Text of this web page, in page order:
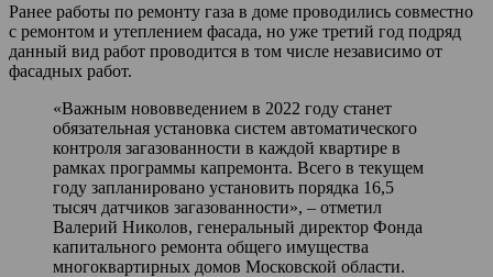
Ранее работы по ремонту газа в доме проводились совместно
с ремонтом и утеплением фасада, но уже третий год подряд
данный вид работ проводится в том числе независимо от
фасадных работ.
«Важным нововведением в 2022 году станет
обязательная установка систем автоматического
контроля загазованности в каждой квартире в
рамках программы капремонта. Всего в текущем
году запланировано установить порядка 16,5
тысяч датчиков загазованности», – отметил
Валерий Николов, генеральный директор Фонда
капитального ремонта общего имущества
многоквартирных домов Московской области.